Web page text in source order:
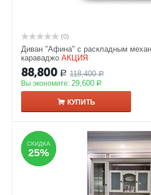
(0)
Диван "Афина" с раскладным
караваджо АКЦИЯ
88,800 Р 118,400 Р
Вы экономите: 29,600 Р
КУПИТЬ
СКИДКА
25%
СКИДКА
25%